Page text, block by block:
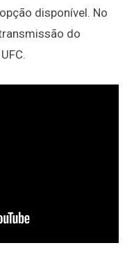
disponível. No
do